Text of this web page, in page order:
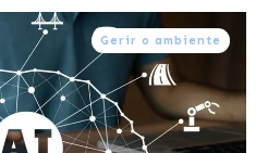
Gerir o ambiente